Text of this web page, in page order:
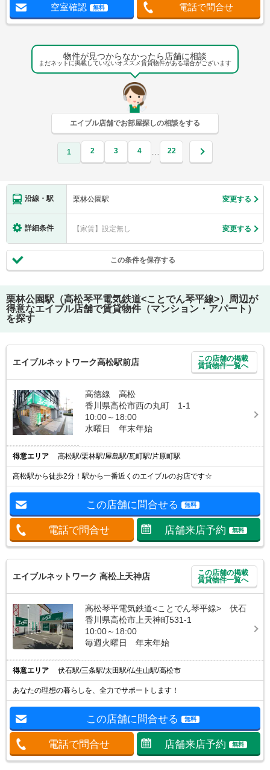
空室確認 無料 電話で問合せ
物件が見つからなかったら店舗に相談
まだネットに掲載していないオススメ賃貸物件がある場合がございます
エイブル店舗でお部屋探しの相談をする
1 2 3 4 … 22
沿線・駅 栗林公園駅 変更する
詳細条件 【家賃】設定無し 変更する
この条件を保存する
栗林公園駅（高松琴平電気鉄道<ことでん琴平線>）
周辺が
得意なエイブル店舗で賃貸物件（マンション・アパート）
を探す
エイブルネットワーク高松駅前店
この店舗の掲載
賃貸物件一覧へ
高徳線 高松
香川県高松市西の丸町 1-1
10:00～18:00
水曜日 年末年始
得意エリア 高松駅/栗林駅/屋島駅/瓦町駅/片原町駅
高松駅から徒歩2分！駅から一番近くのエイブルのお店です☆
この店舗に問合せる 無料
電話で問合せ 店舗来店予約 無料
エイブルネットワーク 高松上天神店
この店舗の掲載
賃貸物件一覧へ
高松琴平電気鉄道<ことでん琴平線> 伏石
香川県高松市上天神町531-1
10:00～18:00
毎週火曜日 年末年始
得意エリア 伏石駅/三条駅/太田駅/仏生山駅/高松市
あなたの理想の暮らしを、全力でサポートします！
この店舗に問合せる 無料
電話で問合せ 店舗来店予約 無料